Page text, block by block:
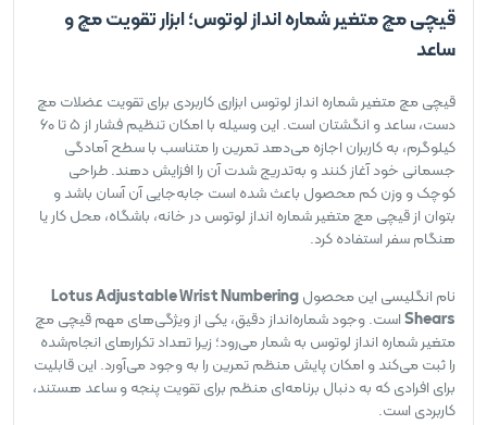
قیچی مچ متغیر شماره انداز لوتوس؛ ابزار تقویت مچ و
ساعد
قیچی مچ متغیر شماره انداز لوتوس ابزاری کاربردی برای تقویت عضلات مچ
دست، ساعد و انگشتان است. این وسیله با امکان تنظیم فشار از 5 تا 60
کیلوگرم، به کاربران اجازه می‌دهد تمرین را متناسب با سطح آمادگی
جسمانی خود آغاز کنند و به‌تدریج شدت آن را افزایش دهند. طراحی
کوچک و وزن کم محصول باعث شده است جابه‌جایی آن آسان باشد و
بتوان از قیچی مچ متغیر شماره انداز لوتوس در خانه، باشگاه، محل کار یا
هنگام سفر استفاده کرد.
نام انگلیسی این محصولLotus Adjustable Wrist Numbering
Shearsاست. وجود شماره‌انداز دقیق، یکی از ویژگی‌های مهم قیچی مچ
متغیر شماره انداز لوتوس به شمار می‌رود؛ زیرا تعداد تکرارهای انجام‌شده
را ثبت می‌کند و امکان پایش منظم تمرین را به وجود می‌آورد. این قابلیت
برای افرادی که به دنبال برنامه‌ای منظم برای تقویت پنجه و ساعد هستند،
کاربردی است.